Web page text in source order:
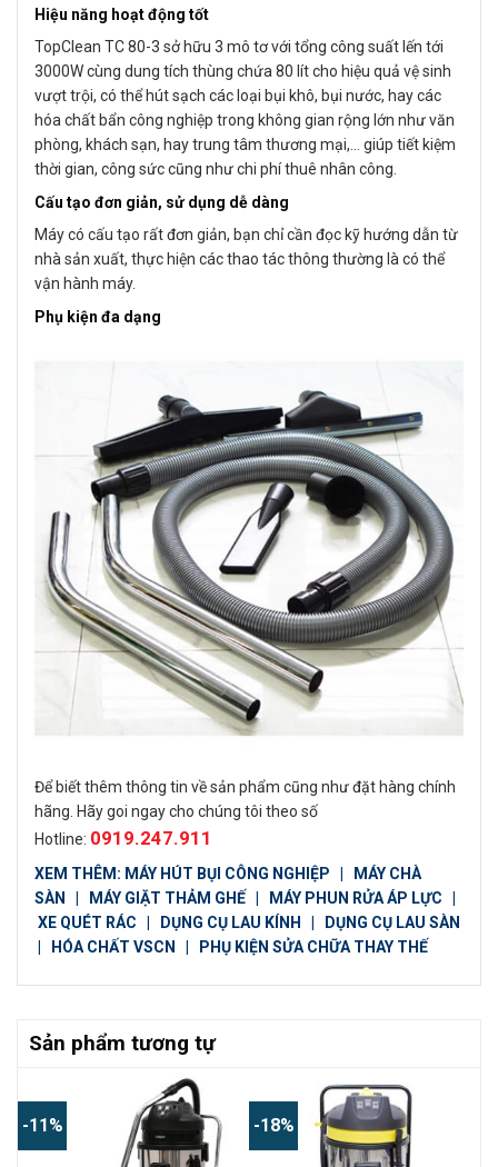
Hiệu năng hoạt động tốt
TopClean TC 80-3 sở hữu 3 mô tơ với tổng công suất lến tới
3000W cùng dung tích thùng chứa 80 lít cho hiệu quả vệ sinh
vượt trội, có thể hút sạch các loại bụi khô, bụi nước, hay các
hóa chất bẩn công nghiệp trong không gian rộng lớn như văn
phòng, khách sạn, hay trung tâm thương mại,… giúp tiết kiệm
thời gian, công sức cũng như chi phí thuê nhân công.
Cấu tạo đơn giản, sử dụng dễ dàng
Máy có cấu tạo rất đơn giản, bạn chỉ cần đọc kỹ hướng dẫn từ
nhà sản xuất, thực hiện các thao tác thông thường là có thể
vận hành máy.
Phụ kiện đa dạng
Để biết thêm thông tin về sản phẩm cũng như đặt hàng chính
hãng. Hãy goi ngay cho chúng tôi theo số
Hotline: 0919.247.911
XEM THÊM: MÁY HÚT BỤI CÔNG NGHIỆP
MÁY CHÀ
SÀN
MÁY GIẶT THẢM GHẾ MÁY PHUN RỬA ÁP LỰC
XE QUÉT RÁC
DỤNG CỤ LAU KÍNH
DỤNG CỤ LAU SÀN
HÓA CHẤT VSCN PHỤ KIỆN SỬA CHỮA THAY THẾ
Sản phẩm tương tự
-11% -18%